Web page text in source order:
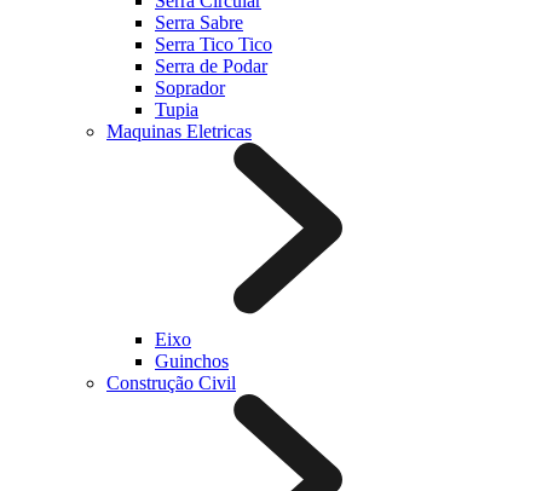
Serra Sabre
Serra Tico Tico
Serra de Podar
Soprador
Tupia
Maquinas Eletricas
Eixo
Guinchos
Construção Civil